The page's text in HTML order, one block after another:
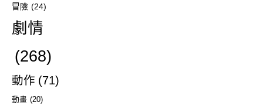
冒險 (24)
劇情
(268)
動作 (71)
動畫 (20)